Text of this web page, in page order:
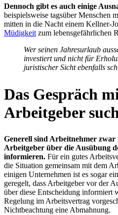
Dennoch gibt es auch einige
beispielsweise tagsüber Menschen
mitten in die Nacht einem Kellner-
Müdigkeit zum lebensgefährlichen
Wer seinen Jahresurlaub
investiert und nicht für
juristischer Sicht ebenfalls
Das Gespräch
Arbeitgeber
Generell sind Arbeitnehmer
Arbeitgeber über die Ausübung
informieren. Für ein gutes
die Situation gemeinsam mit dem
einigen Unternehmen ist es sogar
geregelt, dass Arbeitgeber vor der
über diese Entscheidung informiert
Regelung im Arbeitsvertrag
Nichtbeachtung eine Abmahnung.